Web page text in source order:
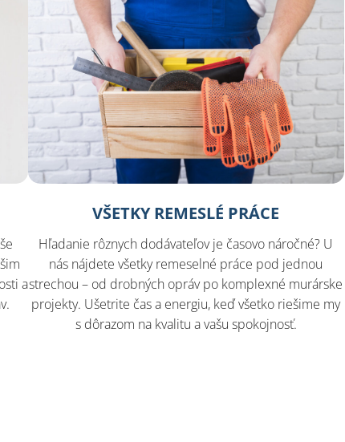
a
VŠETKY REMESLÉ PRÁCE
Hľadanie rôznych dodávateľov je časovo náročné? U
nás nájdete všetky remeselné práce pod jednou
strechou – od drobných opráv po komplexné murárske
projekty. Ušetrite čas a energiu, keď všetko riešime my
s dôrazom na kvalitu a vašu spokojnosť.